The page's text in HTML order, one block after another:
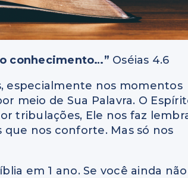
conhecimento…” Oséias 4.6
especialmente nos momentos
meio de Sua Palavra. O
tribulações, Ele nos faz
nos conforte. Mas só nos
em 1 ano. Se você ainda não